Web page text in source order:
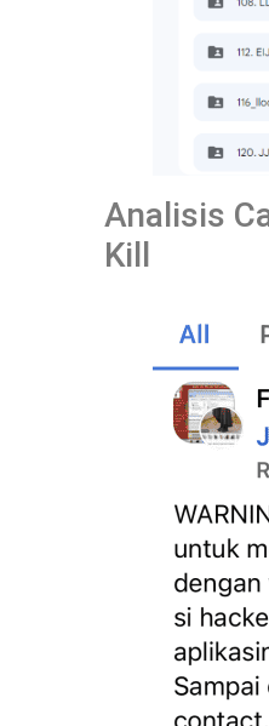
Analisis
Kill